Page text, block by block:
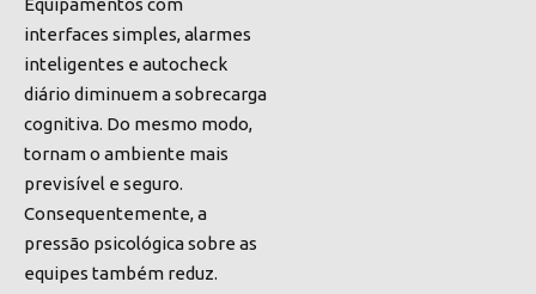
Equipamentos com
interfaces simples, alarmes
inteligentes e autocheck
diário diminuem a sobrecarga
cognitiva. Do mesmo modo,
tornam o ambiente mais
previsível e seguro.
Consequentemente, a
pressão psicológica sobre as
equipes também reduz.